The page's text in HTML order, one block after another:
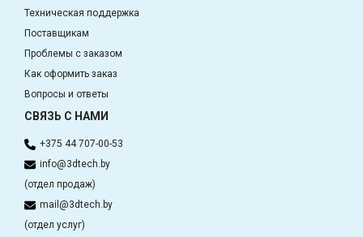
Техническая поддержка
Поставщикам
Проблемы с заказом
Как оформить заказ
Вопросы и ответы
СВЯЗЬ С НАМИ
+375 44 707-00-53
info@3dtech.by
(отдел продаж)
mail@3dtech.by
(отдел услуг)